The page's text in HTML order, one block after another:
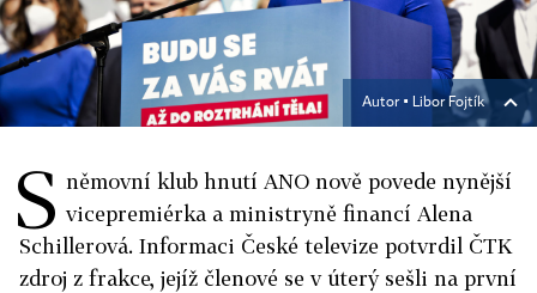
Autor ▪ Libor Fojtík
S němovní klub hnutí ANO nově povede nynější
vicepremiérka a ministryně financí Alena
Schillerová. Informaci České televize potvrdil ČTK
zdroj z frakce, jejíž členové se v úterý sešli na první